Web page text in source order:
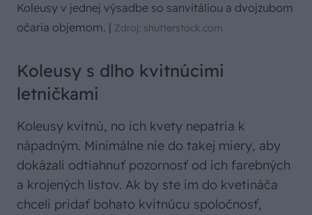
Koleusy v jednej výsadbe so sanvitáliou a dvojzubom
očaria objemom. | Zdroj: shutterstock.com
Koleusy s dlho kvitnúcimi
letničkami
Koleusy kvitnú, no ich kvety nepatria k
nápadným. Minimálne nie do takej miery, aby
dokázali odtiahnuť pozornosť od ich farebných
a krojených listov. Ak by ste im do kvetináča
chceli pridať bohato kvitnúcu spoločnosť,